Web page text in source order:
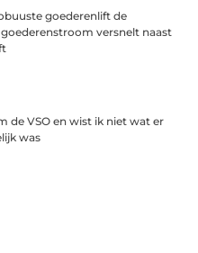
goederenlift de
versnelt naast
de VSO en wist ik niet wat er
was